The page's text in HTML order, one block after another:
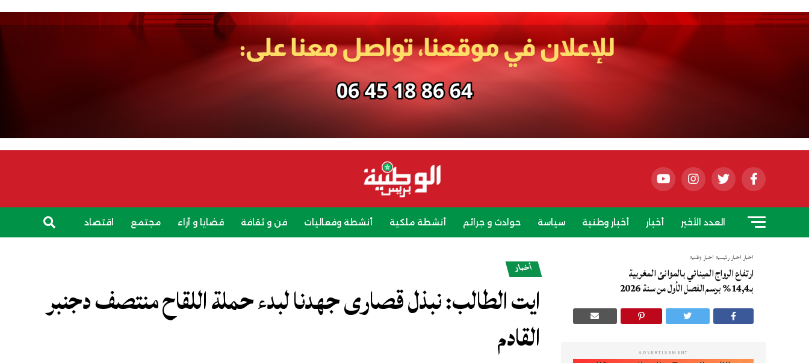
العدد الأخير أخبار أخبار وطنية سياسة حوادث و جرائم أنشطة ملكية أنشطة وفعاليات فن و ثقافة قضايا و آراء مجتمع اقتصاد
أخبار أخبار رئيسية أخبار وطنية
ارتفاع الرواج المينائي بالموانئ المغربية
بـ14,4% برسم الفصل الأول من سنة 2026
ADVERTISEMENT
أخبار
ايت الطالب: نبذل قصارى جهدنا لبدء حملة اللقاح منتصف دجنبر
القادم